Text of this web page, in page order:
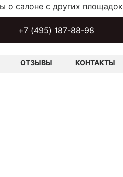
+7 (495) 187-88-98
ОТЗЫВЫ КОНТАКТЫ
о салоне с других площадок